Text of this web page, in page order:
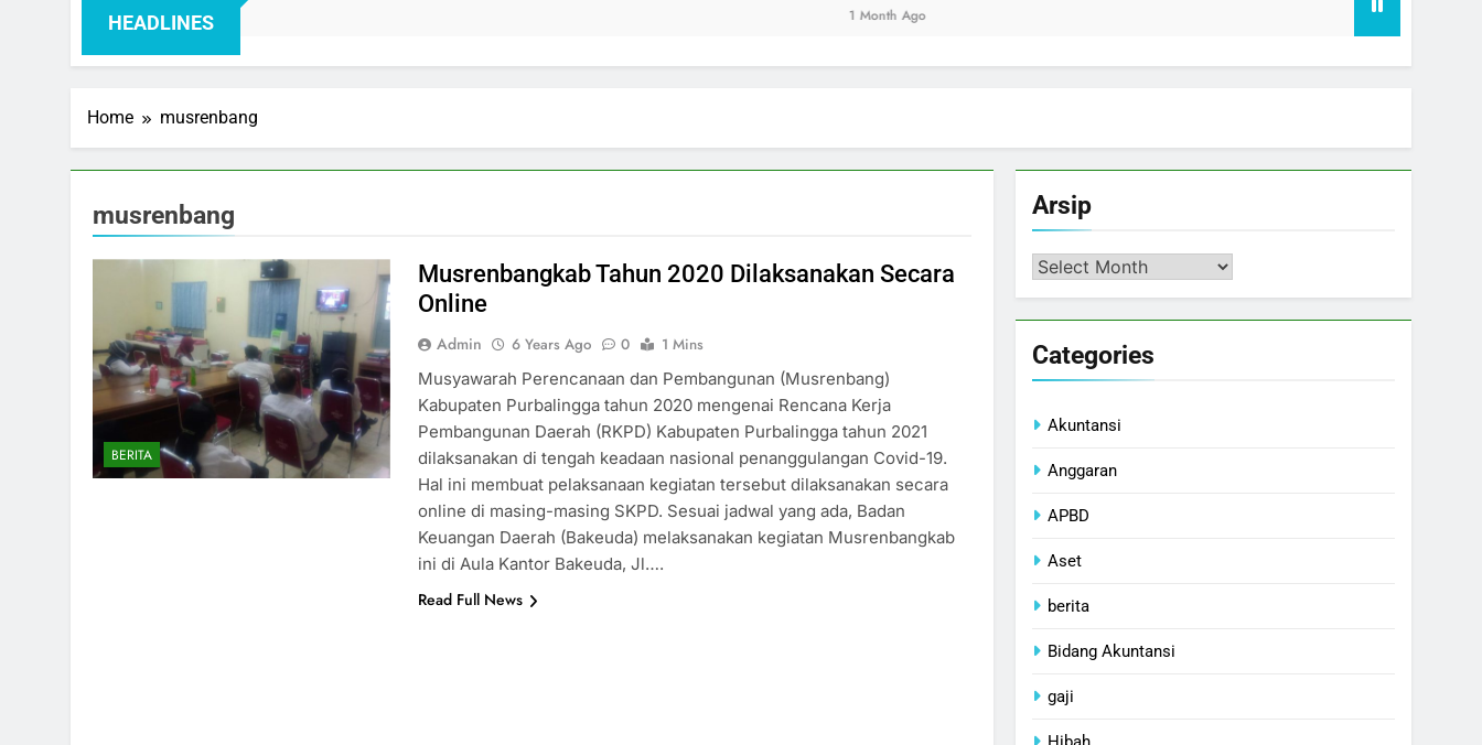
HEADLINES 1 Month Ago
Home musrenbang
musrenbang
BERITA
Musrenbangkab Tahun 2020 Dilaksanakan Secara
Online
Admin 6 Years Ago 0
1 Mins
Musyawarah Perencanaan dan Pembangunan (Musrenbang)
Kabupaten Purbalingga tahun 2020 mengenai Rencana Kerja
Pembangunan Daerah (RKPD) Kabupaten Purbalingga tahun 2021
dilaksanakan di tengah keadaan nasional penanggulangan Covid-19.
Hal ini membuat pelaksanaan kegiatan tersebut dilaksanakan secara
online di masing-masing SKPD. Sesuai jadwal yang ada, Badan
Keuangan Daerah (Bakeuda) melaksanakan kegiatan Musrenbangkab
ini di Aula Kantor Bakeuda, Jl….
Read Full News
Arsip
Arsip
Categories
Akuntansi
Anggaran
APBD
Aset
berita
Bidang Akuntansi
gaji